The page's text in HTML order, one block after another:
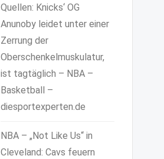
Quellen: Knicks‘ OG
Anunoby leidet unter einer
Zerrung der
Oberschenkelmuskulatur,
ist tagtäglich – NBA –
Basketball –
diesportexperten.de
NBA – „Not Like Us“ in
Cleveland: Cavs feuern